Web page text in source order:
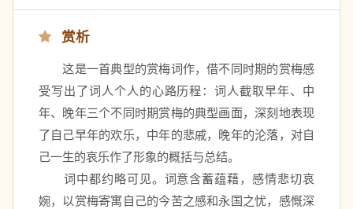
赏析
这是一首典型的赏梅词作，借不同时期的赏梅感
受写出了词人个人的心路历程：词人截取早年、中
年、晚年三个不同时期赏梅的典型画面，深刻地表现
了自己早年的欢乐，中年的悲戚，晚年的沦落，对自
己一生的哀乐作了形象的概括与总结。
词中都约略可见。词意含蓄蕴藉，感情悲切哀
婉，以赏梅寄寓自己的今苦之感和永国之忧，感慨深